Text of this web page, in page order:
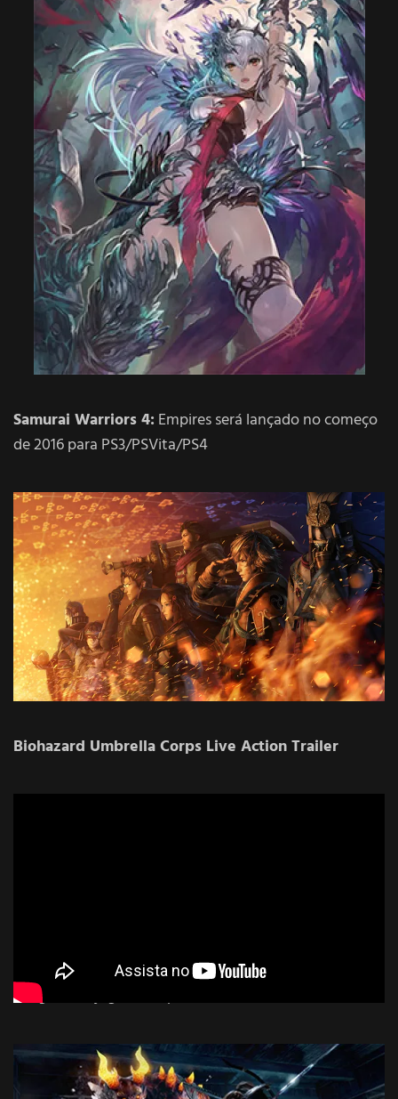
Samurai Warriors 4: Empires será lançado no começo
de 2016 para PS3/PSVita/PS4
Biohazard Umbrella Corps Live Action Trailer
Imagens do jogo NiOh para PS4